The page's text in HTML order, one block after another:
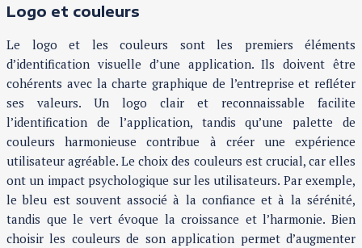
Logo et couleurs
Le logo et les couleurs sont les premiers éléments
d’identification visuelle d’une application. Ils doivent être
cohérents avec la charte graphique de l’entreprise et refléter
ses valeurs. Un logo clair et reconnaissable facilite
l’identification de l’application, tandis qu’une palette de
couleurs harmonieuse contribue à créer une expérience
utilisateur agréable. Le choix des couleurs est crucial, car elles
ont un impact psychologique sur les utilisateurs. Par exemple,
le bleu est souvent associé à la confiance et à la sérénité,
tandis que le vert évoque la croissance et l’harmonie. Bien
choisir les couleurs de son application permet d’augmenter